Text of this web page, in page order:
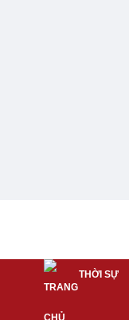
THỜI SỰ